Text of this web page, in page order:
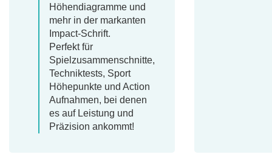
Höhendiagramme und
mehr in der markanten
Impact-Schrift.
Perfekt für
Spielzusammenschnitte,
Techniktests, Sport
Höhepunkte und Action
Aufnahmen, bei denen
es auf Leistung und
Präzision ankommt!